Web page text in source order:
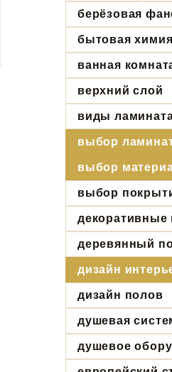
берёзовая
бытовая химия
ванная
верхний слой
виды
выбор
выбор
выбор
деревянный
дизайн
дизайн полов
душевая
душевое